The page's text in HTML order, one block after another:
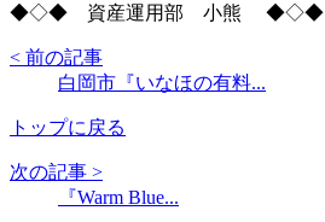
◆◇◆ 資産運用部 小熊 ◆◇◆
< 前の記事
白岡市『いなほの有料...
トップに戻る
次の記事 >
『Warm Blue...